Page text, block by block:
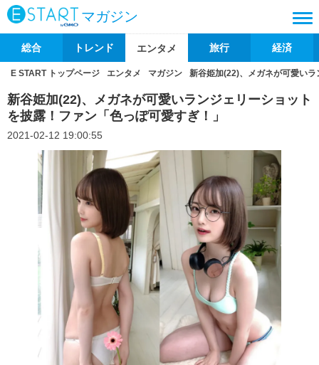
マガジン
総合 トレンド エンタメ 旅行 経済
E START トップページ エンタメ マガジン 新谷姫加(22)、メガネが可愛い
新谷姫加(22)、メガネが可愛いランジェリーショット
を披露！ファン「色っぽ可愛すぎ！」
2021-02-12 19:00:55